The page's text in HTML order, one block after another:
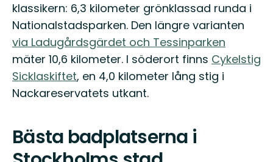
klassikern: 6,3 kilometer grönklassad runda i
Nationalstadsparken. Den längre varianten
via Ladugårdsgärdet och Tessinparken
mäter 10,6 kilometer. I söderort finns Cykelstig
Sicklaskiftet, en 4,0 kilometer lång stig i
Nackareservatets utkant.
Bästa badplatserna i